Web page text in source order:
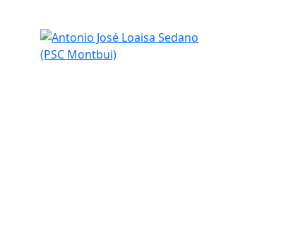
Antonio José Loaisa Sedano (PSC Montbui)